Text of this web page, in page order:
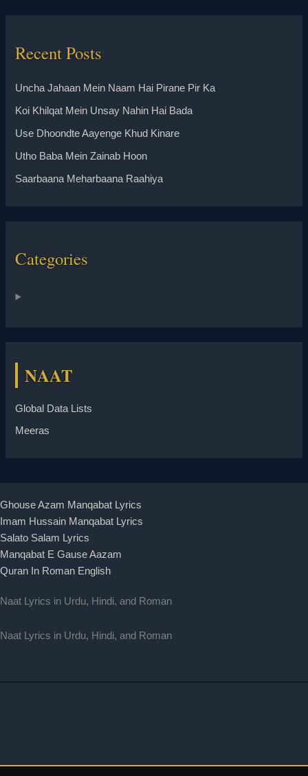
Recent Posts
Uncha Jahaan Mein Naam Hai Pirane Pir Ka
Koi Khilqat Mein Unsay Nahin Hai Bada
Use Dhoondte Aayenge Khud Kinare
Utho Baba Mein Zainab Hoon
Saarbaana Meharbaana Raahiya
Categories
NAAT
Global Data Lists
Meeras
Ghouse Azam Manqabat Lyrics
Imam Hussain Manqabat Lyrics
Salato Salam Lyrics
Manqabat E Gause Aazam
Quran In Roman English
Naat Lyrics in Urdu, Hindi, and Roman
Naat Lyrics in Urdu, Hindi, and Roman